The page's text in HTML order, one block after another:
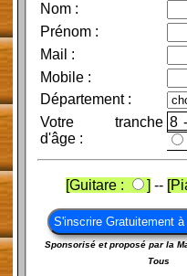
Nom:
Prénom:
Mail :
Mobile:
Département :
Votre tranche
d'âge :
8
[Guitare : ] --
Sponsorisé et proposé par la
Tous